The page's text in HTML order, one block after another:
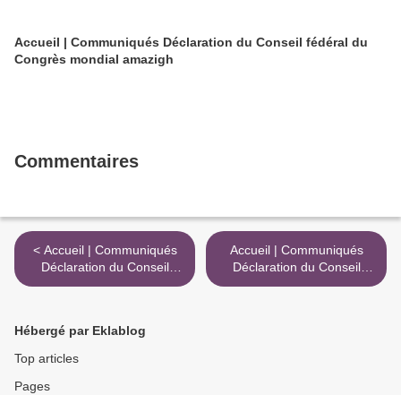
Accueil | Communiqués Déclaration du Conseil fédéral du
Congrès mondial amazigh
Commentaires
< Accueil | Communiqués
Déclaration du Conseil
fédéral du Congrès mondial
Accueil | Communiqués
Déclaration du Conseil
fédéral du Congrès mondial
Hébergé par Eklablog
Top articles
Pages